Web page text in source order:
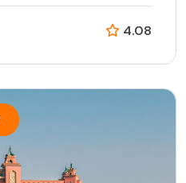
4.08